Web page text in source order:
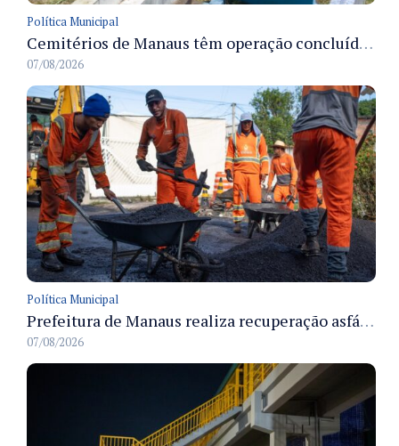
Política Municipal
Cemitérios de Manaus têm operação concluída e estrutura pronta para receber famílias no Dia dos Pais
07/08/2026
Política Municipal
Prefeitura de Manaus realiza recuperação asfáltica na rua Canário do Campo e amplia mobilidade na zona Norte
07/08/2026